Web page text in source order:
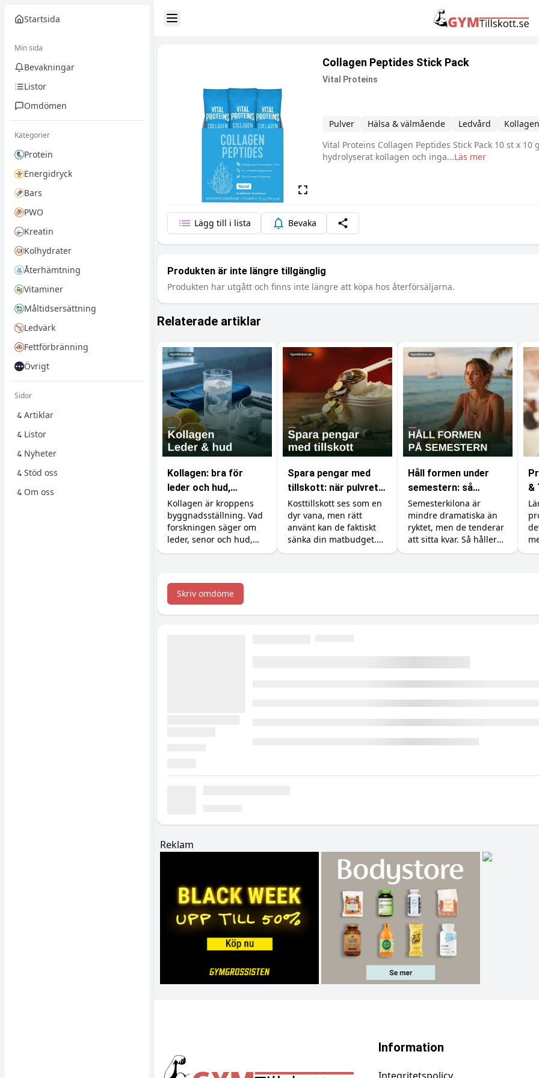
Startsida
Min sida
Bevakningar
Listor
Omdömen
Kategorier
Protein
Energidryck
Bars
PWO
Kreatin
Kolhydrater
Återhämtning
Vitaminer
Måltidsersättning
Ledvärk
Fettförbränning
Övrigt
Sidor
Artiklar
Listor
Nyheter
Stöd oss
Om oss
Toggle Sidebar
Collagen Peptides Stick Pack
Vital Proteins
Pulver Hälsa & välmående Ledvård Kollagen
Beskrivning
Vital Proteins Collagen Peptides Stick Pack 10 st x
hydrolyserat kollagen och inga...Läs mer
Lägg till i lista Bevaka Dela
Produkten är inte längre tillgänglig
Produkten har utgått och finns inte längre att köpa hos återförsäljarna.
Relaterade artiklar
Kollagen: bra för
leder och hud,
verkningslöst för
musklerna
Kollagen är kroppens
byggnadsställning. Vad
forskningen säger om
leder, senor och hud,
varför det inte gör något
skada), och dostricket
med C-vitamin som gör
Spara pengar med
tillskott: när pulvret
är billigare än maten
Kosttillskott ses som en
dyr vana, men rätt
använt kan de faktiskt
sänka din matbudget.
Så ersätter du dyra
Håll formen under
semestern: så
undviker du att lägga
på dig fett
Semesterkilona är
mindre dramatiska än
ryktet, men de tenderar
att sitta kvar. Så håller
du formen utan att
&
Skriv omdöme
Reklam
Information